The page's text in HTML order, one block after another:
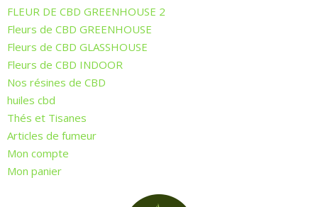
FLEUR DE CBD GREENHOUSE 2
Fleurs de CBD GREENHOUSE
Fleurs de CBD GLASSHOUSE
Fleurs de CBD INDOOR
Nos résines de CBD
huiles cbd
Thés et Tisanes
Articles de fumeur
Mon compte
Mon panier